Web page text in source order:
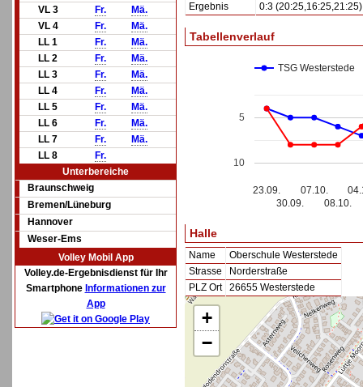
VL 3
Fr.
Mä.
VL 4
Fr.
Mä.
LL 1
Fr.
Mä.
LL 2
Fr.
Mä.
LL 3
Fr.
Mä.
LL 4
Fr.
Mä.
LL 5
Fr.
Mä.
LL 6
Fr.
Mä.
LL 7
Fr.
Mä.
LL 8
Fr.
Unterbereiche
Braunschweig
Bremen/Lüneburg
Hannover
Weser-Ems
Volley Mobil App
Volley.de-Ergebnisdienst für Ihr
Smartphone Informationen zur
App
Ergebnis
0:3 (20:25,16:25,21:25)
Tabellenverlauf
TSG Westerstede
23.09.
30.09.
07.10.
08.10.
5
10
Halle
Name
Oberschule Westerstede
Strasse
Norderstraße
PLZ Ort
26655 Westerstede
+
−